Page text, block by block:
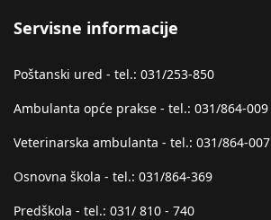
Servisne informacije
Poštanski ured - tel.: 031/253-850
Ambulanta opće prakse - tel.: 031/864-009
Veterinarska ambulanta - tel.: 031/864-007
Osnovna škola - tel.: 031/864-369
Predškola - tel.: 031/ 810 - 740